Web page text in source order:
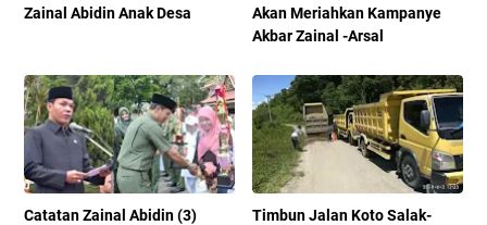
Zainal Abidin Anak Desa
Akan Meriahkan Kampanye
Akbar Zainal -Arsal
Catatan Zainal Abidin (3)
Timbun Jalan Koto Salak-